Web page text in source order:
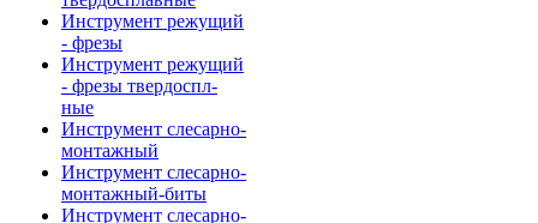
Инструмент режущий
- фрезы
Инструмент режущий
- фрезы твердоспл-
ные
Инструмент слесарно-
монтажный
Инструмент слесарно-
монтажный-биты
Инструмент слесарно-